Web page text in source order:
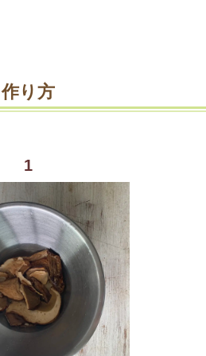
作り方
1